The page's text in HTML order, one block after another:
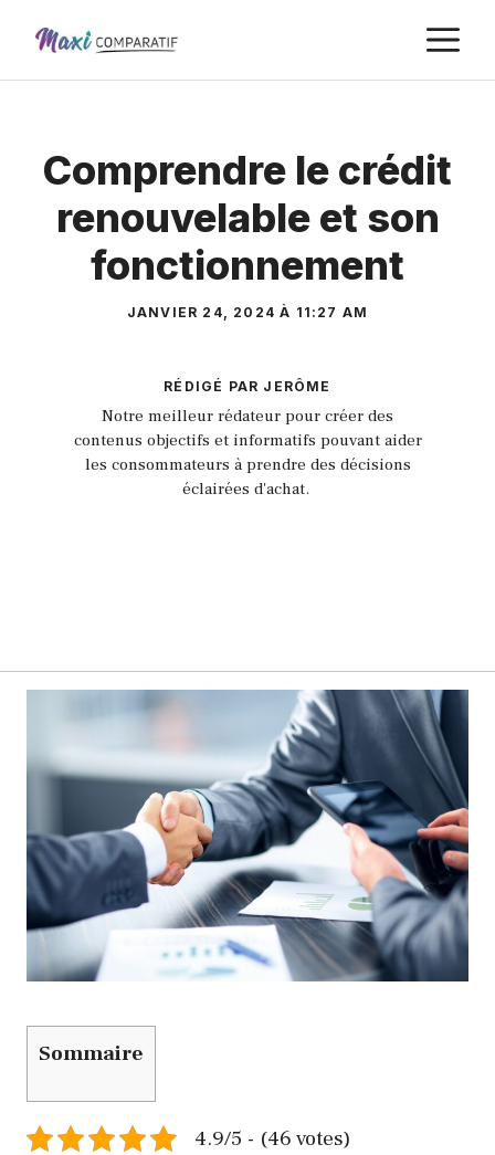
contenu
Comprendre le crédit
renouvelable et son
fonctionnement
JANVIER 24, 2024 À 11:27 AM
RÉDIGÉ PAR JERÔME
Notre meilleur rédateur pour créer des
contenus objectifs et informatifs pouvant aider
les consommateurs à prendre des décisions
éclairées d'achat.
Sommaire
4.9/5 - (46 votes)